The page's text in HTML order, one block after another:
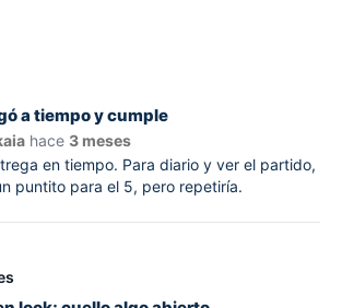
a tiempo y cumple
hace 3 meses
en tiempo. Para diario y ver el partido,
puntito para el 5, pero repetiría.